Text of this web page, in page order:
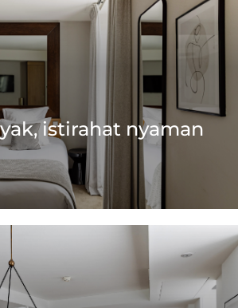
istirahat nyaman